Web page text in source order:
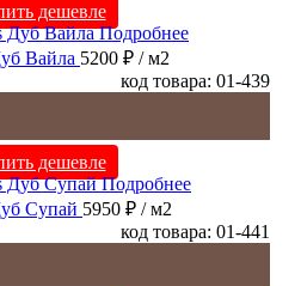
дешевле
Подробнее
Вайла 5200 ₽ / м2
код товара: 01-439
дешевле
Подробнее
Супай 5950 ₽ / м2
код товара: 01-441